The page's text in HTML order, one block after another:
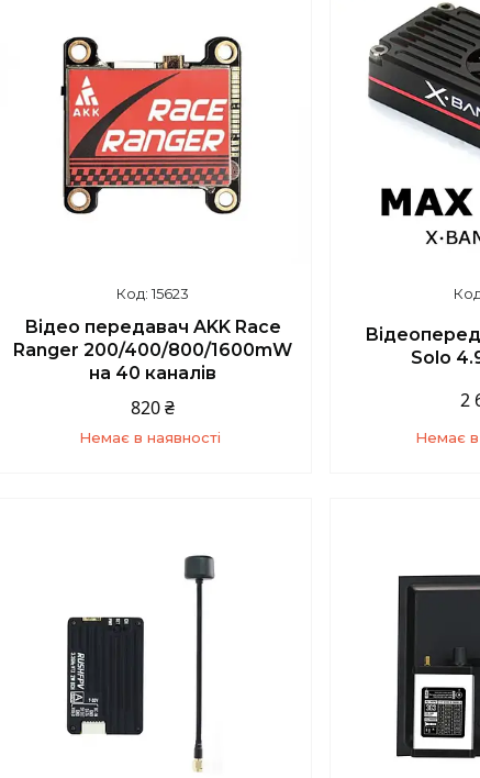
15623
Відео передавач AKK Race
Ranger 200/400/800/1600mW
на 40 каналів
820 ₴
Немає в наявності
Solo
2
Немає в